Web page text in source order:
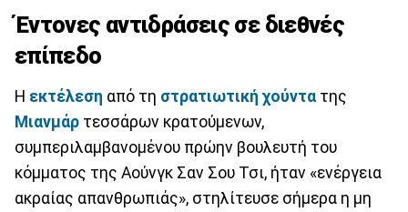
Έντονες αντιδράσεις σε διεθνές
επίπεδο
Η εκτέλεση από τη στρατιωτική χούντα της
Μιανμάρ τεσσάρων κρατούμενων,
συμπεριλαμβανομένου πρώην βουλευτή του
κόμματος της Αούνγκ Σαν Σου Τσι, ήταν «ενέργεια
ακραίας απανθρωπιάς», στηλίτευσε σήμερα η μη